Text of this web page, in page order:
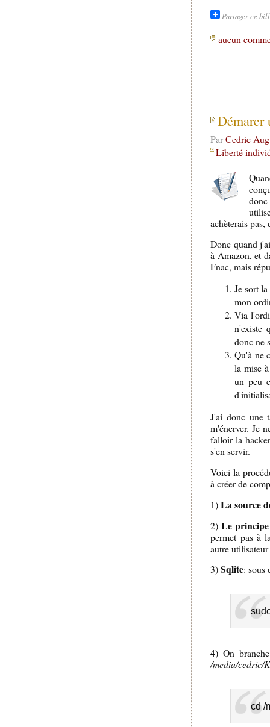
Partager ce
aucun
Démarer
ParCedric
Liberté
donc
achèterais
Donc quand
à Amazon, et
Fnac, mais
Je sort
mon
Via
n'existe
donc ne
Qu'à ne
la mise
un peu
J'ai donc une
m'énerver. Je
falloir la
s'en servir.
Voici la
à créer de
1)La source
2)Le principe
permet pas à
autre
3)Sqlite: sous
4) On
/media/cedric/
cd /